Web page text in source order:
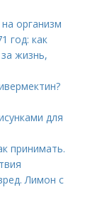
организм
год: как
жизнь,
для
принимать.
Лимон с